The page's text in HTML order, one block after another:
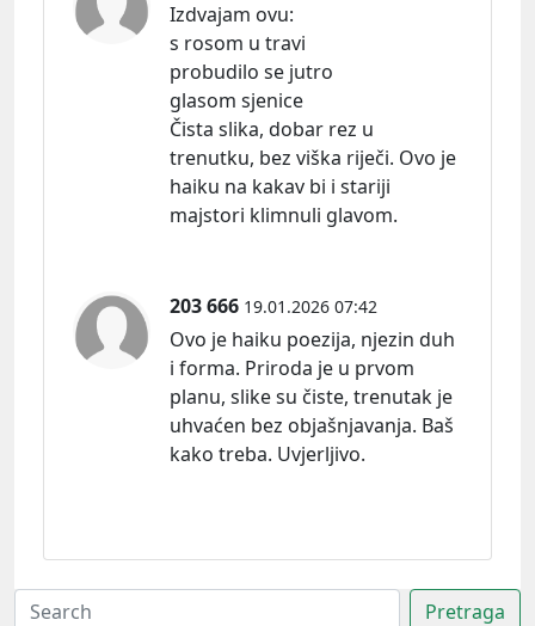
Izdvajam ovu:
s rosom u travi
probudilo se jutro
glasom sjenice
Čista slika, dobar rez u
trenutku, bez viška riječi. Ovo je
haiku na kakav bi i stariji
majstori klimnuli glavom.
203 666 19.01.2026 07:42
Ovo je haiku poezija, njezin duh
i forma. Priroda je u prvom
planu, slike su čiste, trenutak je
uhvaćen bez objašnjavanja. Baš
kako treba. Uvjerljivo.